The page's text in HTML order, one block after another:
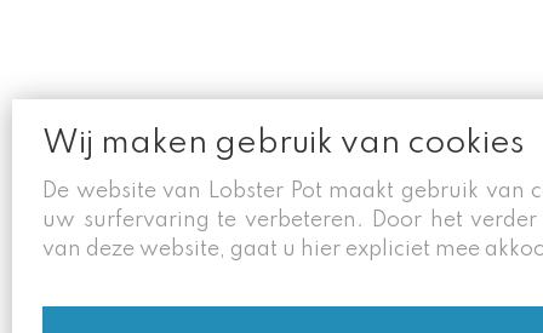
Wij maken gebruik van cookies
De website van Lobster Pot maakt gebruik van
uw surfervaring te verbeteren. Door het verder
van deze website, gaat u hier expliciet mee